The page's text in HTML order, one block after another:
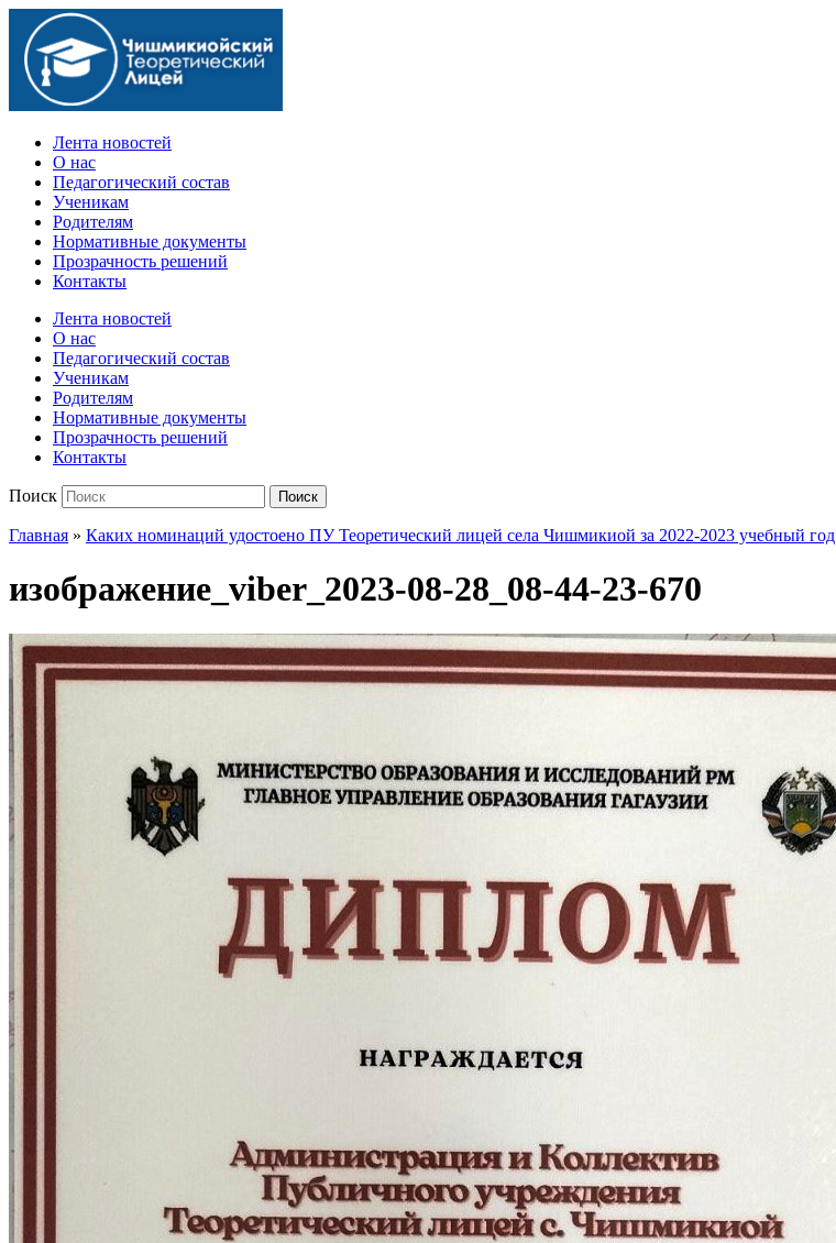
Официальный сайт учебного заведения
Лента новостей
О нас
Педагогический состав
Ученикам
Родителям
Нормативные документы
Прозрачность решений
Контакты
Лента новостей
О нас
Педагогический состав
Ученикам
Родителям
Нормативные документы
Прозрачность решений
Контакты
Поиск Поиск
Главная » Каких номинаций удостоено ПУ Теоретический лицей села Чишмикиой за 2022-2023 учебный год
изображение_viber_2023-08-28_08-44-23-670